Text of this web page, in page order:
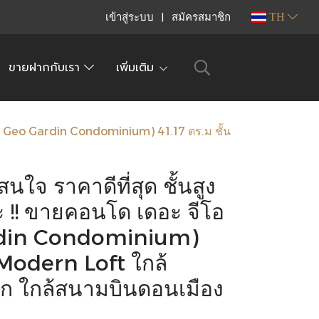
เข้าสู่ระบบ สมัครสมาชิก TH
ขายฝากกับเรา เพิ่มเติม
Gardin Condominium) 41.17 ตร.ม ชั้น
ใจ ราคาดีที่สุด ชั้นสูง
ขายคอนโด เดอะ จีโอ
Condominium)
Loft ใกล้
ใกล้สนามบินดอนเมือง